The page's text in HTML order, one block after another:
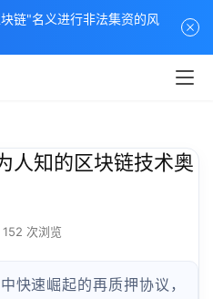
人知的区块链技术奥
152 次浏览
快速崛起的再质押协议，
链"名义进行非法集资的风